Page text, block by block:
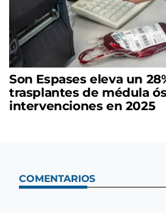
Son Espases eleva un
trasplantes de médula
intervenciones en 2025
COMENTARIOS